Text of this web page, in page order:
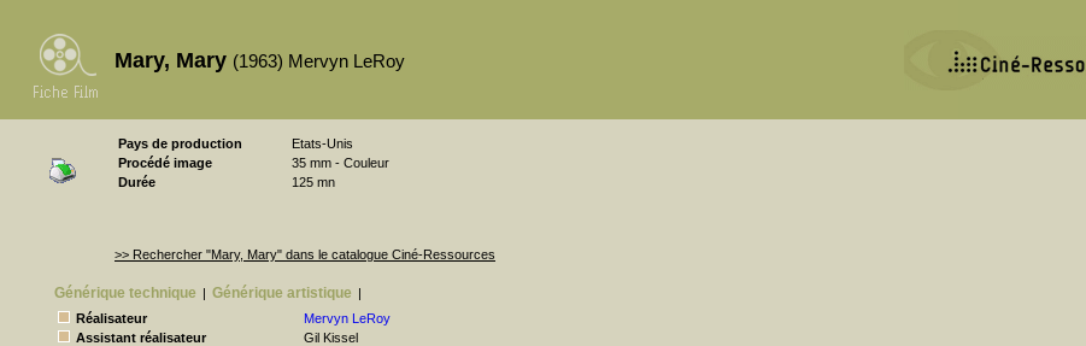
Mary, Mary (1963) Mervyn LeRoy
Pays de production
Etats-Unis
Procédé image
35 mm - Couleur
Durée
125 mn
>> Rechercher "Mary, Mary" dans le catalogue Ciné-Ressources
Générique technique | Générique artistique |
Réalisateur
Mervyn LeRoy
Assistant réalisateur
Gil Kissel